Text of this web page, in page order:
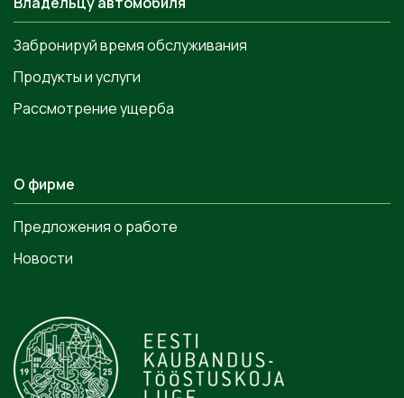
Забронируй время обслуживания
Продукты и услуги
Рассмотрение ущерба
О фирме
Предложения о работе
Новости